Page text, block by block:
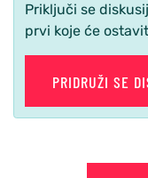
Priključi se
prvi koje će
PRIDRUŽI SE